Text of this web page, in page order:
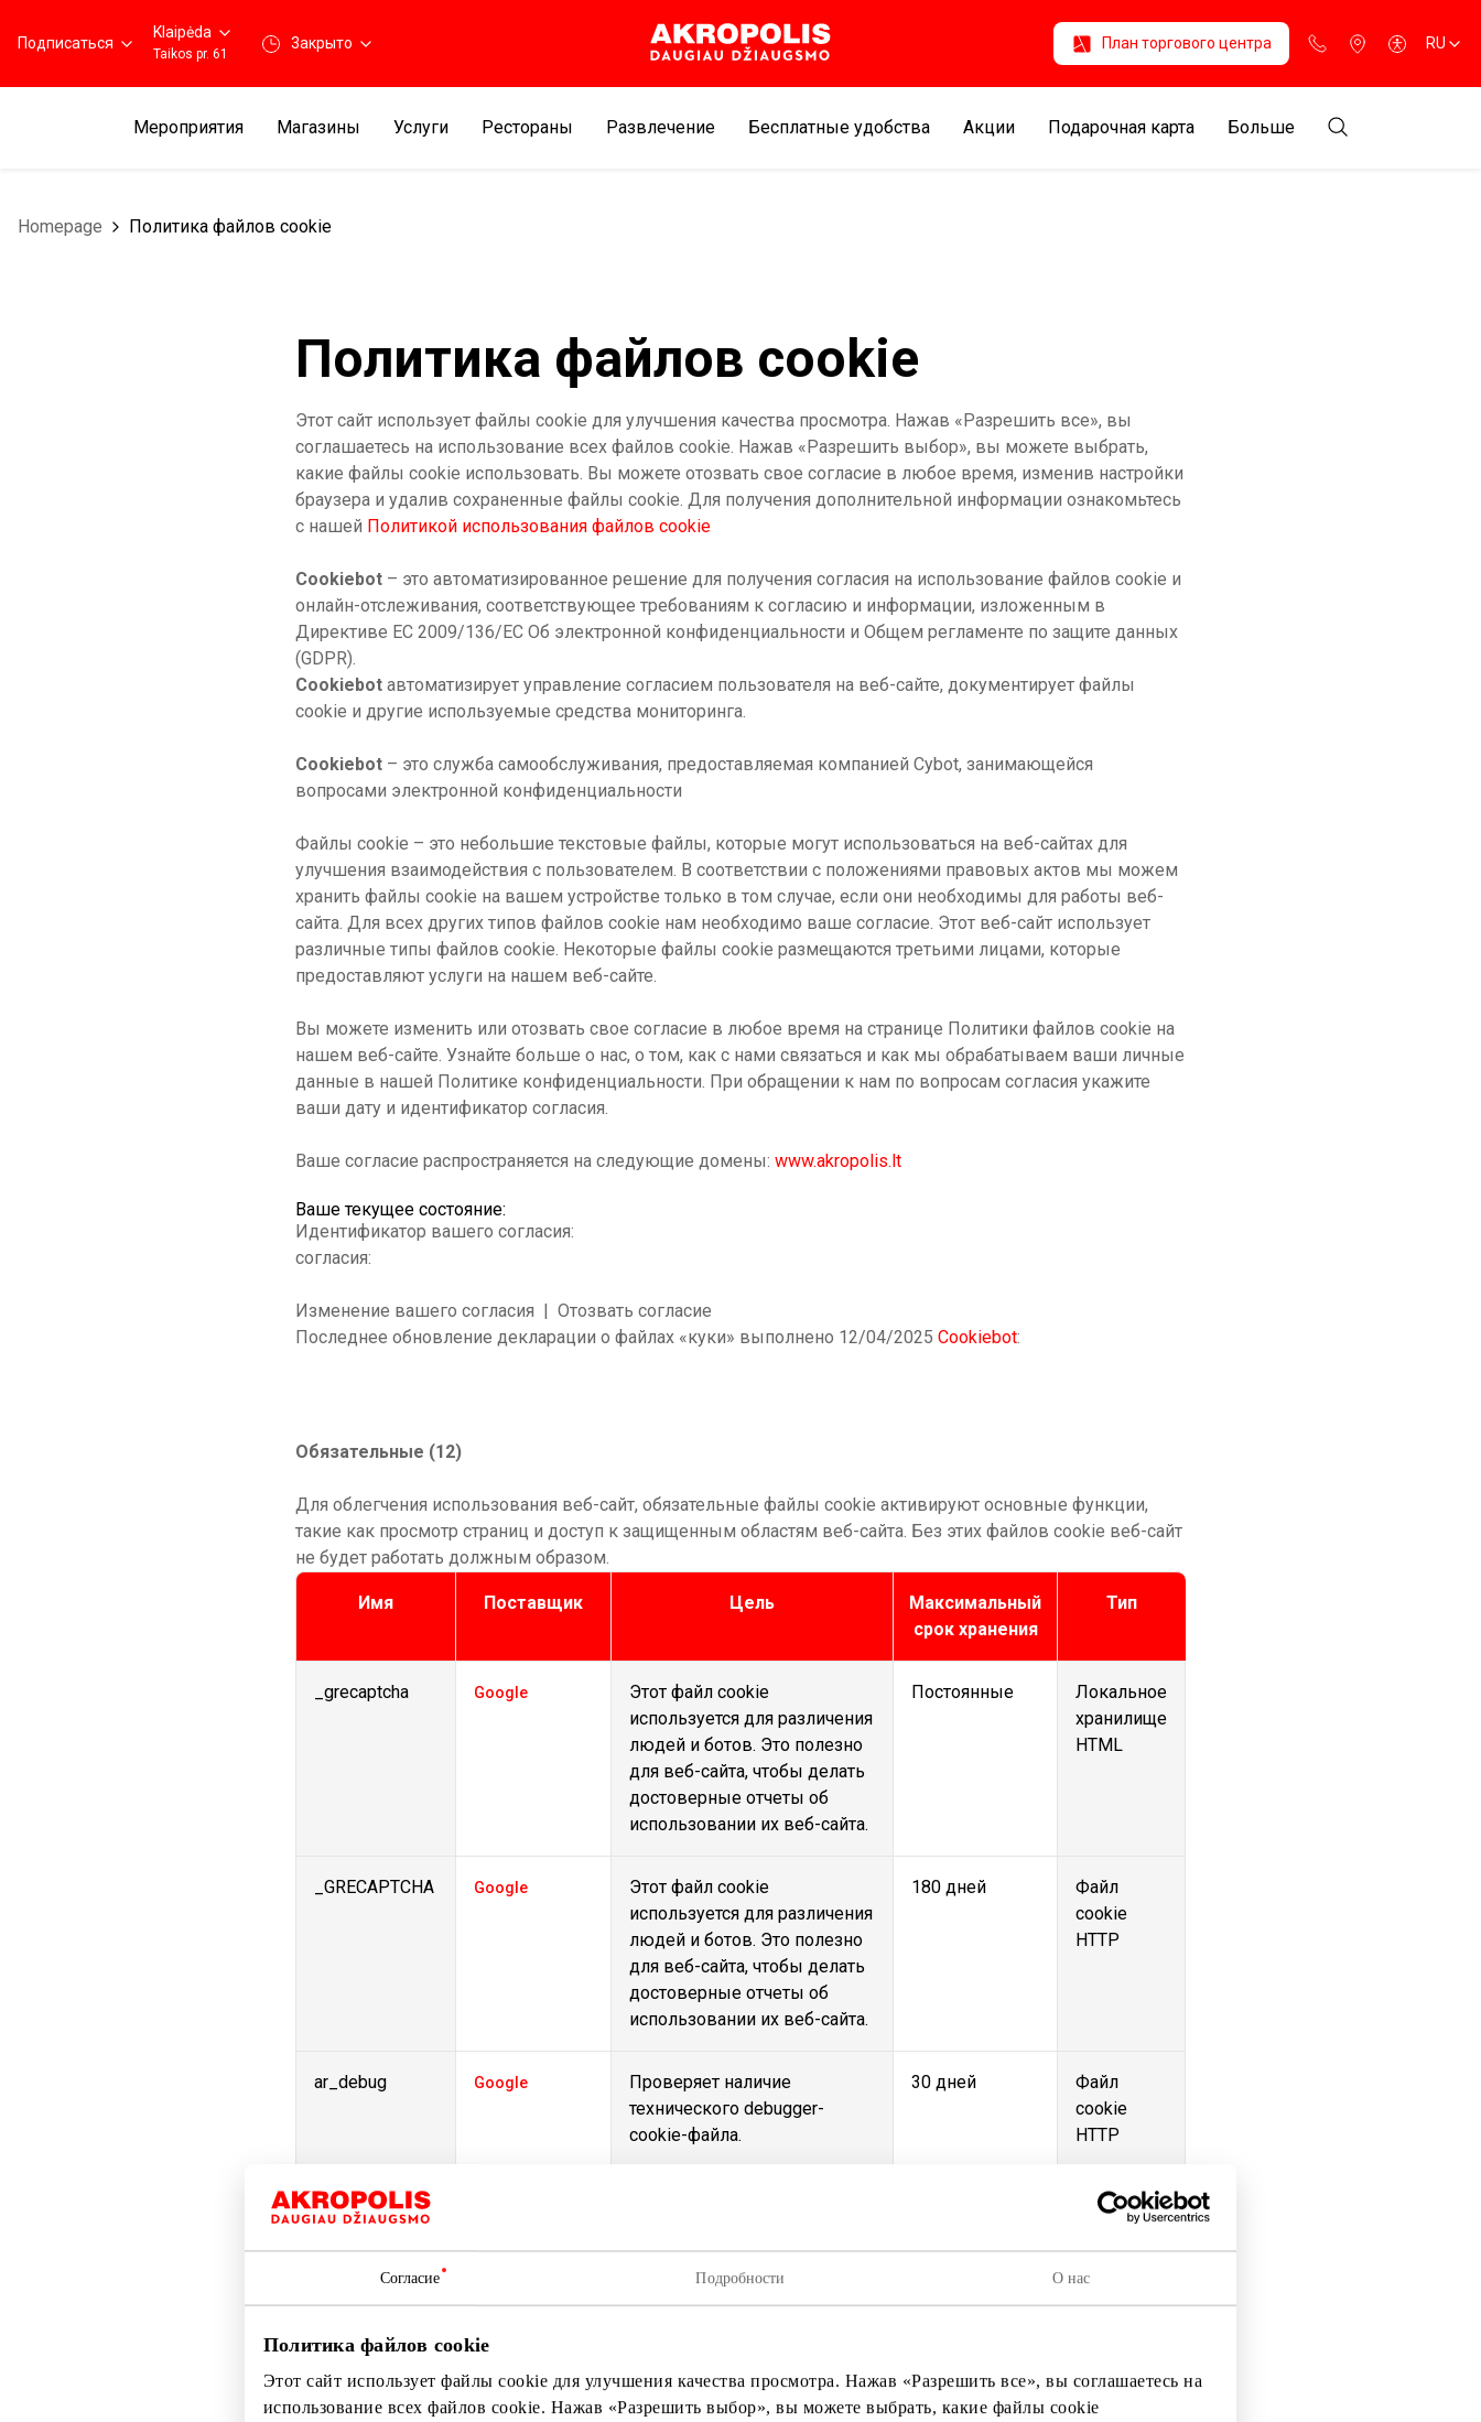
Согласие Подробности О нас
Политика файлов cookie
Этот сайт использует файлы cookie для улучшения качества просмотра. Нажав «Разрешить все», вы соглашаетесь на
использование всех файлов cookie. Нажав «Разрешить выбор», вы можете выбрать, какие файлы cookie
Подписаться
Klaipėda
Taikos pr. 61
3акрыто План торгового центра RU
Мероприятия Магазины Услуги Рестораны Развлечение Бесплатные удобства Aкции Подарочная карта Больше
Homepage Политика файлов cookie
Политика файлов cookie
Этот сайт использует файлы cookie для улучшения качества просмотра. Нажав «Разрешить все», вы
соглашаетесь на использование всех файлов cookie. Нажав «Разрешить выбор», вы можете выбрать,
какие файлы cookie использовать. Вы можете отозвать свое согласие в любое время, изменив настройки
браузера и удалив сохраненные файлы cookie. Для получения дополнительной информации ознакомьтесь
с нашей Политикой использования файлов cookie
Cookiebot – это автоматизированное решение для получения согласия на использование файлов cookie и
онлайн-отслеживания, соответствующее требованиям к согласию и информации, изложенным в
Директиве ЕС 2009/136/EC Об электронной конфиденциальности и Общем регламенте по защите данных
(GDPR).
Cookiebot автоматизирует управление согласием пользователя на веб-сайте, документирует файлы
cookie и другие используемые средства мониторинга.
Cookiebot – это служба самообслуживания, предоставляемая компанией Cybot, занимающейся
вопросами электронной конфиденциальности
Файлы cookie – это небольшие текстовые файлы, которые могут использоваться на веб-сайтах для
улучшения взаимодействия с пользователем. В соответствии с положениями правовых актов мы можем
хранить файлы cookie на вашем устройстве только в том случае, если они необходимы для работы веб-
сайта. Для всех других типов файлов cookie нам необходимо ваше согласие. Этот веб-сайт использует
различные типы файлов cookie. Некоторые файлы cookie размещаются третьими лицами, которые
предоставляют услуги на нашем веб-сайте.
Вы можете изменить или отозвать свое согласие в любое время на странице Политики файлов cookie на
нашем веб-сайте. Узнайте больше о нас, о том, как с нами связаться и как мы обрабатываем ваши личные
данные в нашей Политике конфиденциальности. При обращении к нам по вопросам согласия укажите
ваши дату и идентификатор согласия.
Ваше согласие распространяется на следующие домены: www.akropolis.lt
Ваше текущее состояние:
Идентификатор вашего согласия:
согласия:
Изменение вашего согласия | Отозвать согласие
Последнее обновление декларации о файлах «куки» выполнено 12/04/2025 Cookiebot:
Обязательные (12)
Для облегчения использования веб-сайт, обязательные файлы cookie активируют основные функции,
такие как просмотр страниц и доступ к защищенным областям веб-сайта. Без этих файлов cookie веб-сайт
не будет работать должным образом.
Имя Поставщик Цель
Максимальный
срок хранения
Тип
_grecaptcha Google
Этот файл cookie
используется для различения
людей и ботов. Это полезно
для веб-сайта, чтобы делать
достоверные отчеты об
использовании их веб-сайта.
Постоянные
Локальное
хранилище
HTML
_GRECAPTCHA Google
Этот файл cookie
используется для различения
людей и ботов. Это полезно
для веб-сайта, чтобы делать
достоверные отчеты об
использовании их веб-сайта.
180 дней
Файл
cookie
HTTP
ar_debug Google
Проверяет наличие
технического debugger-
cookie-файла.
30 дней
Файл
cookie
HTTP
cid
по кредитным картам на
сайте. Услуга
предоставляется Stripe.com,
сохранения информации о
кредитных картах.
Файл
HTTP